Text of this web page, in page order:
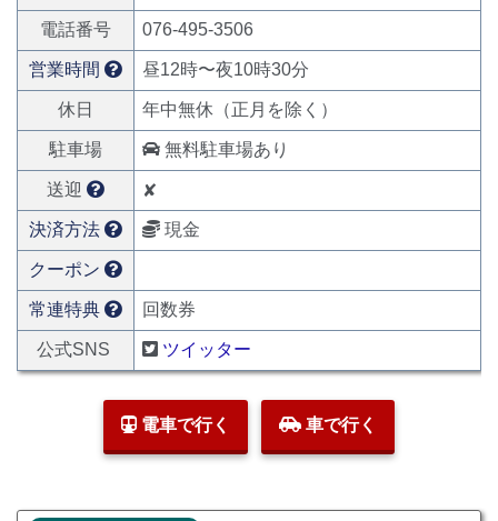
電話番号 076-495-3506
営業時間 昼12時〜夜10時30分
休日 年中無休（正月を除く）
駐車場 無料駐車場あり
送迎 ✘
決済方法 現金
クーポン
常連特典 回数券
公式SNS ツイッター
電車で行く 車で行く